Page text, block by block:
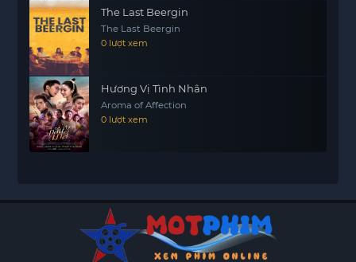
The Last Beergin
The Last Beergin
0 lượt xem
Hương Vị Tình Nhân
Aroma of Affection
0 lượt xem